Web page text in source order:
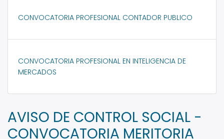
CONVOCATORIA PROFESIONAL CONTADOR PUBLICO
CONVOCATORIA PROFESIONAL EN INTELIGENCIA DE
MERCADOS
AVISO DE CONTROL SOCIAL -
CONVOCATORIA MERITORIA